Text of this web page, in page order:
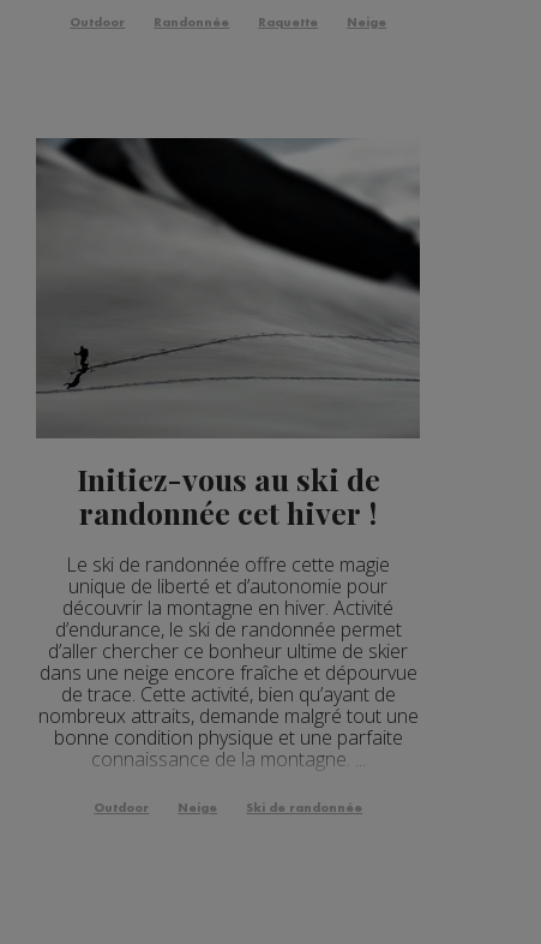
Outdoor Randonnée Raquette Neige
Initiez-vous au ski de
randonnée cet hiver !
Le ski de randonnée offre cette magie
unique de liberté et d’autonomie pour
découvrir la montagne en hiver. Activité
d’endurance, le ski de randonnée permet
d’aller chercher ce bonheur ultime de skier
dans une neige encore fraîche et dépourvue
de trace. Cette activité, bien qu’ayant de
nombreux attraits, demande malgré tout une
bonne condition physique et une parfaite
connaissance de la montagne. ...
Outdoor Neige Ski de randonnée